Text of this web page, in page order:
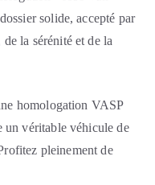
solide, accepté par
la sérénité et de la
homologation VASP
un véritable véhicule de
pleinement de